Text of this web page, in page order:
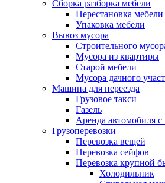
Сборка разборка мебели
Перестановка мебели
Упаковка мебели
Вывоз мусора
Строительного
Мусора из квартиры
Старой мебели
Мусора дачного
Машина для переезда
Грузовое такси
Газель
Аренда автомобиля с
Грузоперевозки
Перевозка вещей
Перевозка сейфов
Перевозка крупной
Холодильник